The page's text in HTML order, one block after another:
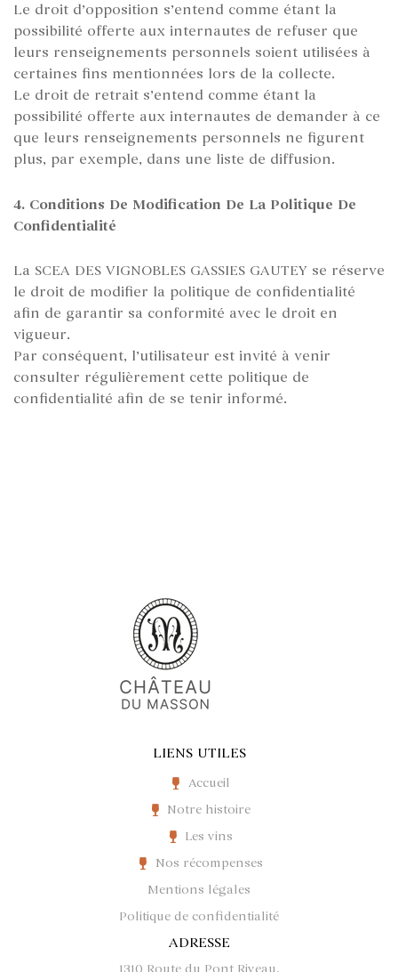
Le droit d’opposition s’entend comme étant la
possibilité offerte aux internautes de refuser que
leurs renseignements personnels soient utilisées à
certaines fins mentionnées lors de la collecte.
Le droit de retrait s’entend comme étant la
possibilité offerte aux internautes de demander à ce
que leurs renseignements personnels ne figurent
plus, par exemple, dans une liste de diffusion.
4. Conditions De Modification De La Politique De
Confidentialité
La SCEA DES VIGNOBLES GASSIES GAUTEY se réserve
le droit de modifier la politique de confidentialité
afin de garantir sa conformité avec le droit en
vigueur.
Par conséquent, l’utilisateur est invité à venir
consulter régulièrement cette politique de
confidentialité afin de se tenir informé.
LIENS UTILES
Accueil
Notre histoire
Les vins
Nos récompenses
Mentions légales
Politique de confidentialité
ADRESSE
1310 Route du Pont Riveau,